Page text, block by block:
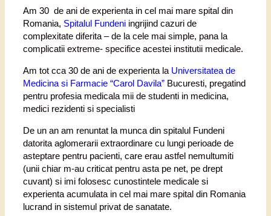
Am 30 de ani de experienta in cel mai mare spital din
Romania, Spitalul Fundeni ingrijind cazuri de
complexitate diferita – de la cele mai simple, pana la
complicatii extreme- specifice acestei institutii medicale.
Am tot cca 30 de ani de experienta la Universitatea de
Medicina si Farmacie “Carol Davila” Bucuresti, pregatind
pentru profesia medicala mii de studenti in medicina,
medici rezidenti si specialisti
De un an am renuntat la munca din spitalul Fundeni
datorita aglomerarii extraordinare cu lungi perioade de
asteptare pentru pacienti, care erau astfel nemultumiti
(unii chiar m-au criticat pentru asta pe net, pe drept
cuvant) si imi folosesc cunostintele medicale si
experienta acumulata in cel mai mare spital din Romania
lucrand in sistemul privat de sanatate.